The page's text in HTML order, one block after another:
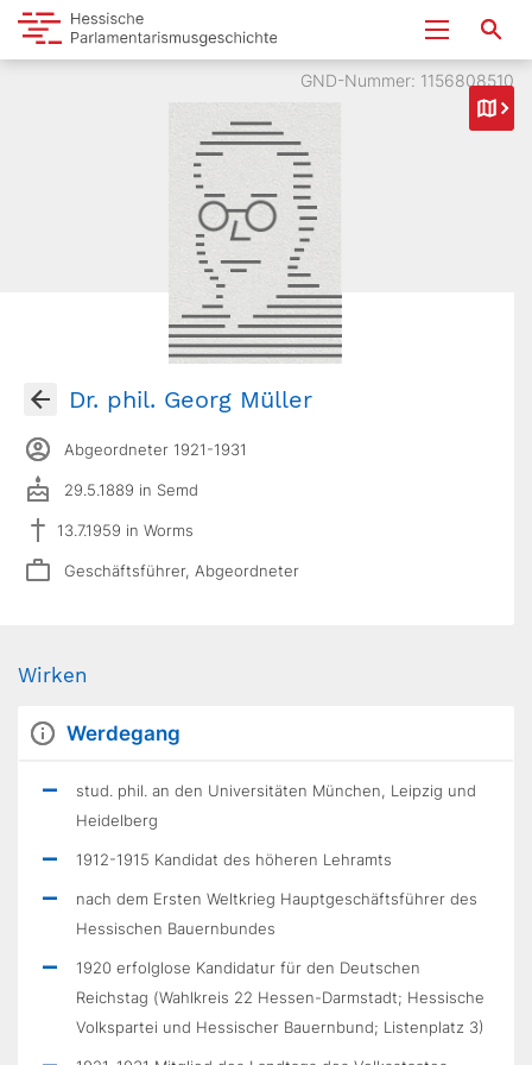
GND-Nummer: 1156808510
Dr. phil. Georg Müller
Abgeordneter 1921-1931
29.5.1889 in Semd
13.7.1959 in Worms
Geschäftsführer, Abgeordneter
Wirken
Werdegang
stud. phil. an den Universitäten München, Leipzig und
Heidelberg
1912-1915 Kandidat des höheren Lehramts
nach dem Ersten Weltkrieg Hauptgeschäftsführer des
Hessischen Bauernbundes
1920 erfolglose Kandidatur für den Deutschen
Reichstag (Wahlkreis 22 Hessen-Darmstadt; Hessische
Volkspartei und Hessischer Bauernbund; Listenplatz 3)